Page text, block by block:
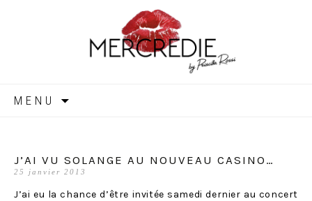
MERCREDIE
MENU
J’AI VU SOLANGE AU NOUVEAU CASINO…
25 janvier 2013
J’ai eu la chance d’être invitée samedi dernier au concert